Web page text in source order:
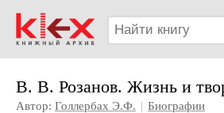
В. В. Розанов. Жизнь и
Автор: Голлербах Э.Ф. | Биографии